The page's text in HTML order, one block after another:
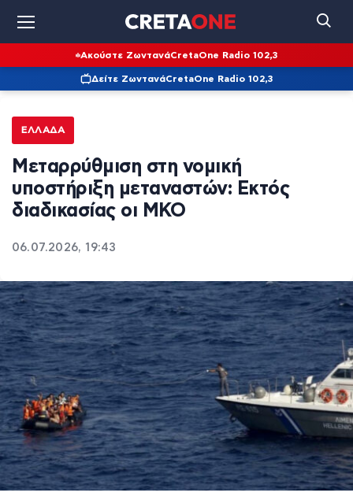
Ακούστε ΖωντανάCretaOne Radio 102,3
Δείτε ΖωντανάCretaOne Radio 102,3
ΕΛΛΆΔΑ
Μεταρρύθμιση στη νομική
υποστήριξη μεταναστών: Εκτός
διαδικασίας οι ΜΚΟ
06.07.2026, 19:43